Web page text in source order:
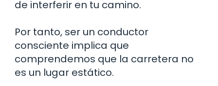
de interferir en tu camino.
Por tanto, ser un conductor
consciente implica que
comprendemos que la carretera no
es un lugar estático.